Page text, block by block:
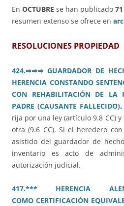
En OCTUBRE se han publicado
resumen extenso se ofrece en
RESOLUCIONES PROPIEDAD
424.⇒⇒⇒ GUARDADOR DE
HERENCIA CONSTANDO
CON REHABILITACIÓN DE LA
PADRE (CAUSANTE FALLECIDO).
rija por una ley (artículo 9.8 CC)
otra (9.6 CC). Si el heredero
asistido del guardador de
inventario es acto de
autorización judicial.
417.*** HERENCIA
COMO CERTIFICACIÓN